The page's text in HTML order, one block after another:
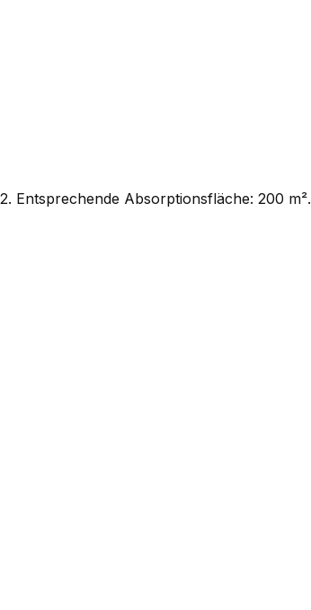
Entsprechende Absorptionsfläche: 200 m².